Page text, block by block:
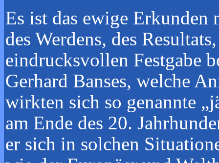
Es ist das ewige Erkunden
des Werdens, des
eindrucksvollen Festgabe
Gerhard Banses, welche
wirkten sich so genannte
am Ende des 20.
er sich in solchen